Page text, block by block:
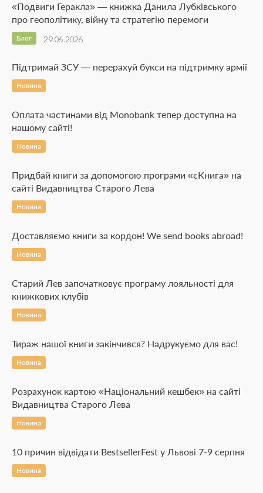
«Подвиги Геракла» — книжка Данила Лубківського
про геополітику, війну та стратегію перемоги
29.06.2026
Блог
Підтримай ЗСУ — перерахуй букси на підтримку армії
Новина
Оплата частинами від Monobank тепер доступна на
нашому сайті!
Новина
Придбай книги за допомогою програми «єКнига» на
сайті Видавництва Старого Лева
Новина
Доставляємо книги за кордон! We send books abroad!
Новина
Старий Лев започатковує програму лояльності для
книжкових клубів
Новина
Тираж нашої книги закінчився? Надрукуємо для вас!
Новина
Розрахунок картою «Національний кешбек» на сайті
Видавництва Старого Лева
Новина
10 причин відвідати BestsellerFest у Львові 7-9 серпня
Новина